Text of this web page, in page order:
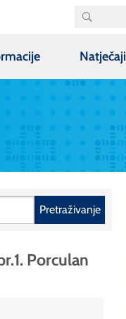
Natječaji
Pretraživanje
Porculan